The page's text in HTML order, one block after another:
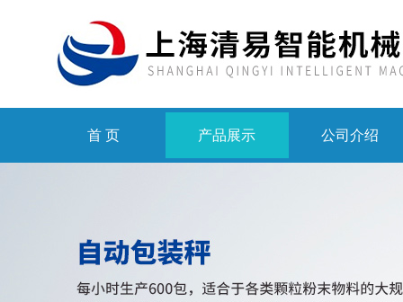
首 页 产品展示 公司介绍